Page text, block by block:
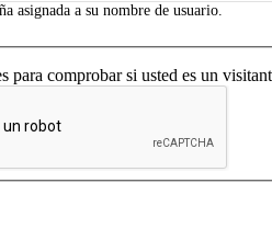
asignada a su nombre de usuario.
para comprobar si usted es un